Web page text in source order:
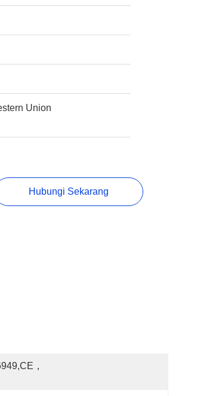
Union
Hubungi Sekarang
，